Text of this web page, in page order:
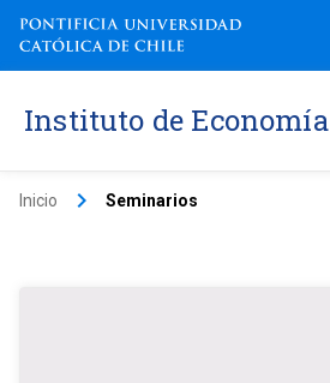
Instituto de Economía
Inicio keyboard_arrow_right Seminarios